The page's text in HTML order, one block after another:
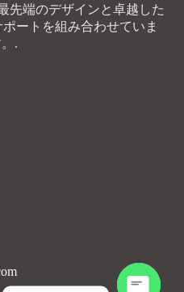
先端のデザインと卓越した
ートを組み合わせていま
.